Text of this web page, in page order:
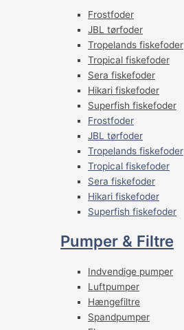
Frostfoder
JBL tørfoder
Tropelands fiskefoder
Tropical fiskefoder
Sera fiskefoder
Hikari fiskefoder
Superfish fiskefoder
Frostfoder
JBL tørfoder
Tropelands fiskefoder
Tropical fiskefoder
Sera fiskefoder
Hikari fiskefoder
Superfish fiskefoder
Pumper & Filtre
Indvendige pumper
Luftpumper
Hængefiltre
Spandpumper